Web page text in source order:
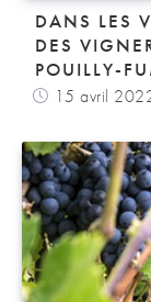
DANS LES
DES
POUILLY-
15 avril